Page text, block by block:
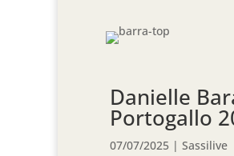
Danielle
Portogallo
07/07/2025 | Sassilive